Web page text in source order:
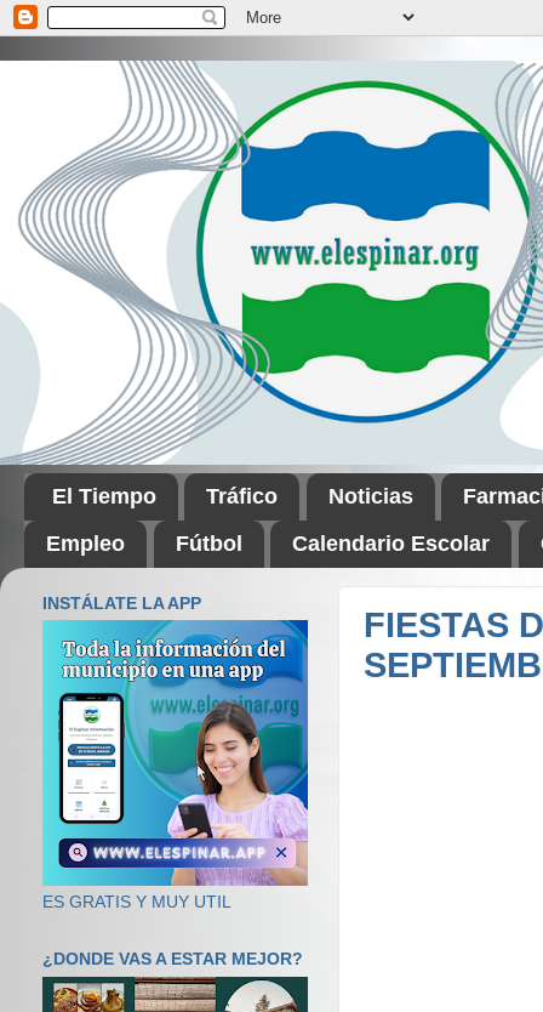
El Tiempo Tráfico Noticias
Empleo
Fútbol Calendario Escolar
FIESTAS
INSTÁLATE LA APP
ES GRATIS Y MUY UTIL
¿DONDE VAS A ESTAR MEJOR?